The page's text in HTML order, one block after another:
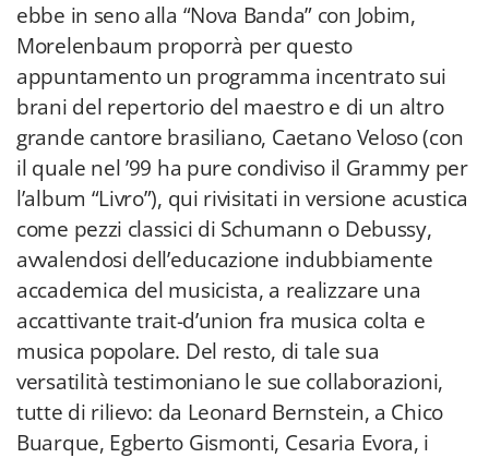
ebbe in seno alla “Nova Banda” con Jobim,
Morelenbaum proporrà per questo
appuntamento un programma incentrato sui
brani del repertorio del maestro e di un altro
grande cantore brasiliano, Caetano Veloso (con
il quale nel ’99 ha pure condiviso il Grammy per
l’album “Livro”), qui rivisitati in versione acustica
come pezzi classici di Schumann o Debussy,
avvalendosi dell’educazione indubbiamente
accademica del musicista, a realizzare una
accattivante trait-d’union fra musica colta e
musica popolare. Del resto, di tale sua
versatilità testimoniano le sue collaborazioni,
tutte di rilievo: da Leonard Bernstein, a Chico
Buarque, Egberto Gismonti, Cesaria Evora, i